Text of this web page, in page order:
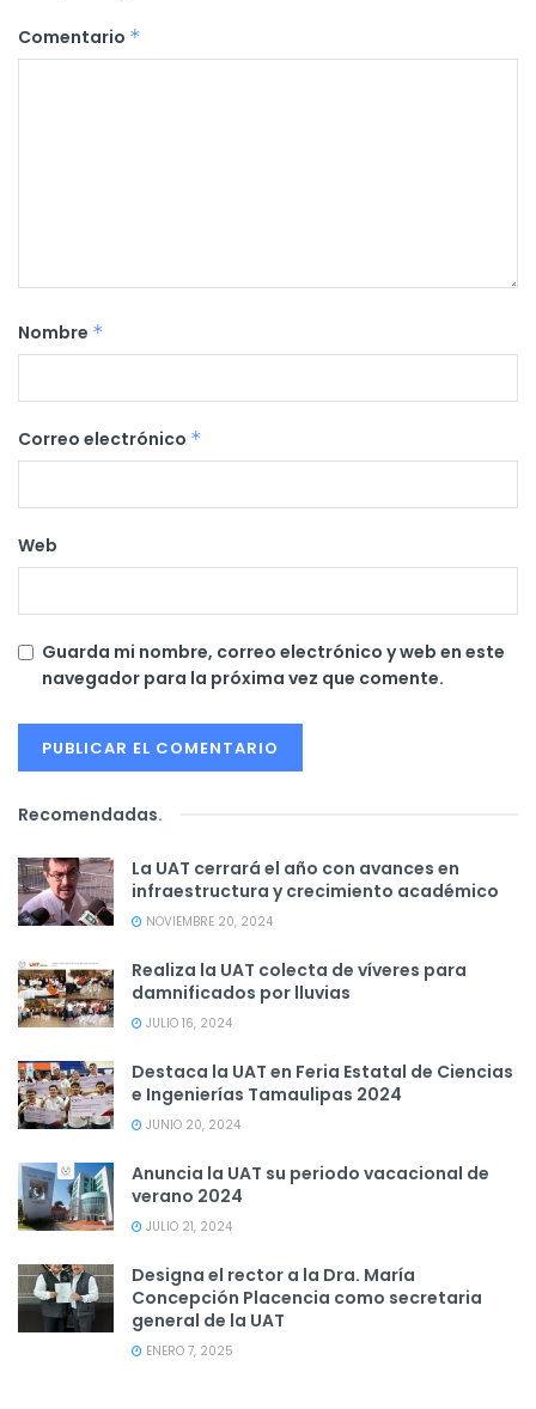
Comentario *
Nombre *
Correo electrónico *
Web
Guarda mi nombre, correo electrónico y web en este
navegador para la próxima vez que comente.
Recomendadas.
La UAT cerrará el año con avances en
infraestructura y crecimiento académico
NOVIEMBRE 20, 2024
Realiza la UAT colecta de víveres para
damnificados por lluvias
JULIO 16, 2024
Destaca la UAT en Feria Estatal de Ciencias
e Ingenierías Tamaulipas 2024
JUNIO 20, 2024
Anuncia la UAT su periodo vacacional de
verano 2024
JULIO 21, 2024
Designa el rector a la Dra. María
Concepción Placencia como secretaria
general de la UAT
ENERO 7, 2025